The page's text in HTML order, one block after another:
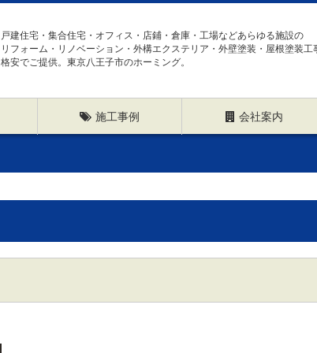
戸建住宅・集合住宅・オフィス・店鋪・倉庫・工場などあらゆる施設の
リフォーム・リノベーション・外構エクステリア・外壁塗装・屋根塗装工
格安でご提供。東京八王子市のホーミング。
施工事例 会社案内